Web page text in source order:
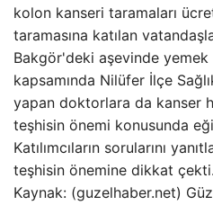
kolon kanseri taramaları
taramasına katılan
Bakgör'deki aşevinde yemek
kapsamında Nilüfer İlçe
yapan doktorlara da kanser
teşhisin önemi konusunda
Katılımcıların sorularını
teşhisin önemine dikkat çekti.
Kaynak: (guzelhaber.net)